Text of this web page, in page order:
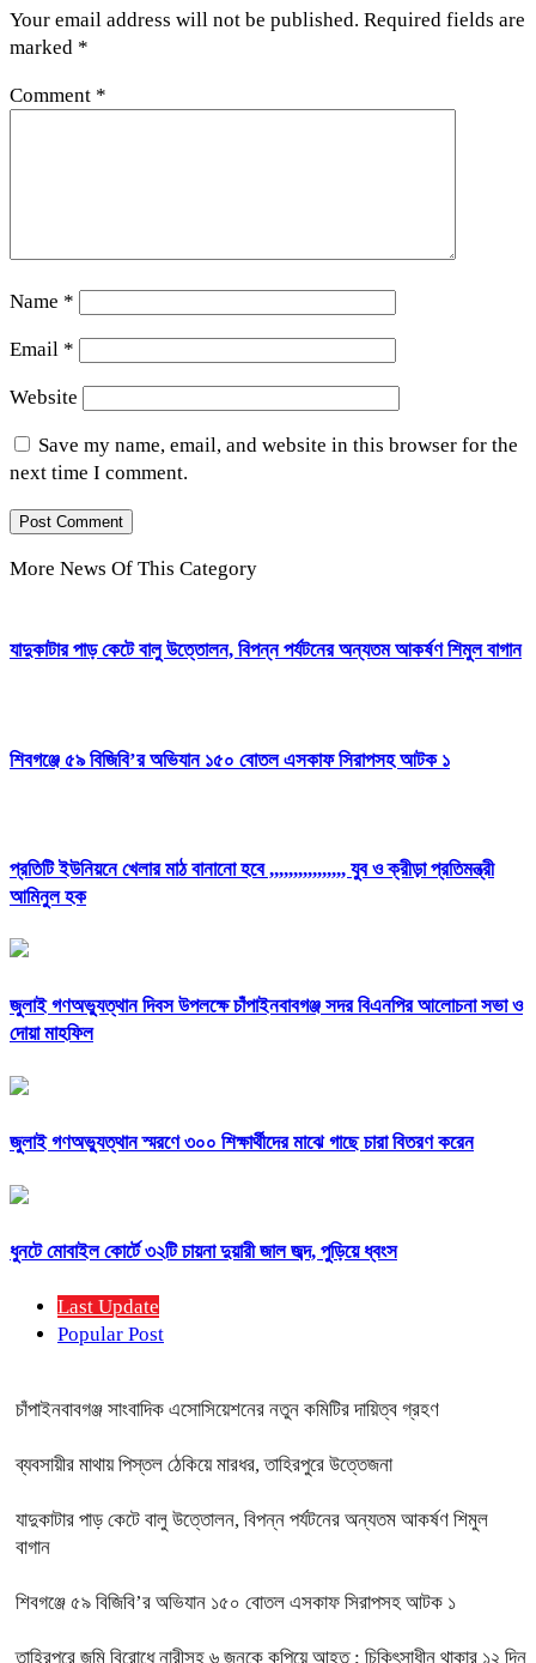
Your email address will not be published. Required fields are
marked *
Comment *
Name *
Email *
Website
Save my name, email, and website in this browser for the
next time I comment.
More News Of This Category
যাদুকাটার পাড় কেটে বালু উত্তোলন, বিপন্ন পর্যটনের অন্যতম আকর্ষণ শিমুল বাগান
শিবগঞ্জে ৫৯ বিজিবি’র অভিযান ১৫০ বোতল এসকাফ সিরাপসহ আটক ১
প্রতিটি ইউনিয়নে খেলার মাঠ বানানো হবে ,,,,,,,,,,,,,,,, যুব ও ক্রীড়া প্রতিমন্ত্রী
আমিনুল হক
জুলাই গণঅভ্যুত্থান দিবস উপলক্ষে চাঁপাইনবাবগঞ্জ সদর বিএনপির আলোচনা সভা ও
দোয়া মাহফিল
জুলাই গণঅভ্যুত্থান স্মরণে ৩০০ শিক্ষার্থীদের মাঝে গাছে চারা বিতরণ করেন
ধুনটে মোবাইল কোর্টে ৩২টি চায়না দুয়ারী জাল জব্দ, পুড়িয়ে ধ্বংস
Last Update
Popular Post
চাঁপাইনবাবগঞ্জ সাংবাদিক এসোসিয়েশনের নতুন কমিটির দায়িত্ব গ্রহণ
ব্যবসায়ীর মাথায় পিস্তল ঠেকিয়ে মারধর, তাহিরপুরে উত্তেজনা
যাদুকাটার পাড় কেটে বালু উত্তোলন, বিপন্ন পর্যটনের অন্যতম আকর্ষণ শিমুল
বাগান
শিবগঞ্জে ৫৯ বিজিবি’র অভিযান ১৫০ বোতল এসকাফ সিরাপসহ আটক ১
তাহিরপুরে জমি বিরোধে নারীসহ ৬ জনকে কুপিয়ে আহত ; চিকিৎসাধীন থাকার ১২ দিন